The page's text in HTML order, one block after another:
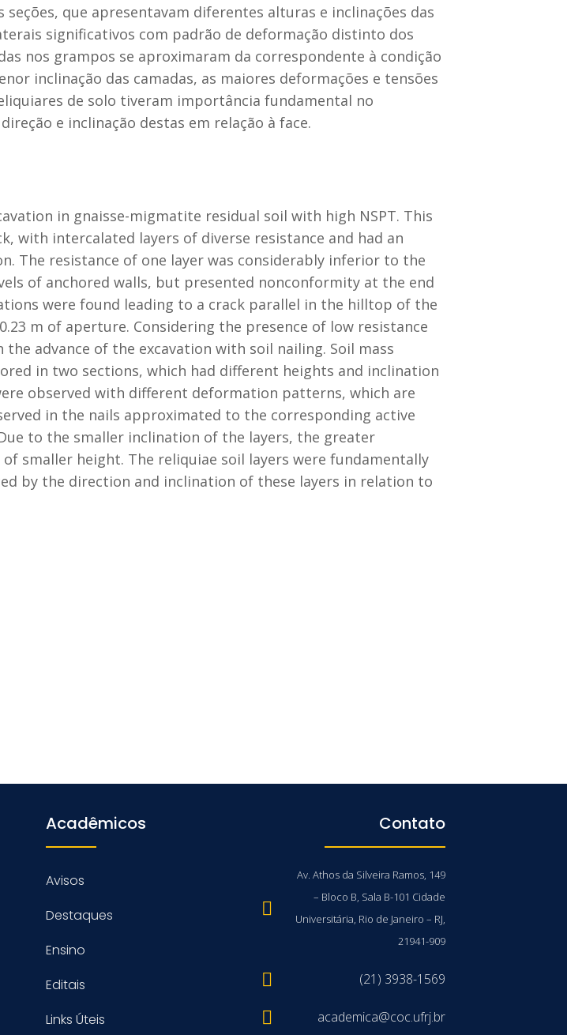
que apresentavam diferentes alturas e inclinações das
significativos com padrão de deformação distinto dos
nos grampos se aproximaram da correspondente à condição
inclinação das camadas, as maiores deformações e tensões
de solo tiveram importância fundamental no
e inclinação destas em relação à face.
in gnaisse-migmatite residual soil with high NSPT. This
intercalated layers of diverse resistance and had an
The resistance of one layer was considerably inferior to the
of anchored walls, but presented nonconformity at the end
were found leading to a crack parallel in the hilltop of the
m of aperture. Considering the presence of low resistance
advance of the excavation with soil nailing. Soil mass
in two sections, which had different heights and inclination
observed with different deformation patterns, which are
in the nails approximated to the corresponding active
to the smaller inclination of the layers, the greater
smaller height. The reliquiae soil layers were fundamentally
by the direction and inclination of these layers in relation to
Acadêmicos
Avisos
Destaques
Ensino
Editais
Links Úteis
Contato
Av. Athos da Silveira Ramos, 149
– Bloco B, Sala B-101 Cidade
Universitária, Rio de Janeiro – RJ,
21941-909
(21) 3938-1569
academica@coc.ufrj.br